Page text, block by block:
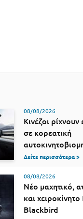
08/08/2026
Κινέζοι
σε κορεατική
Δείτε περισσότερα >
08/08/2026
Νέο μαχητικό,
και
Blackbird